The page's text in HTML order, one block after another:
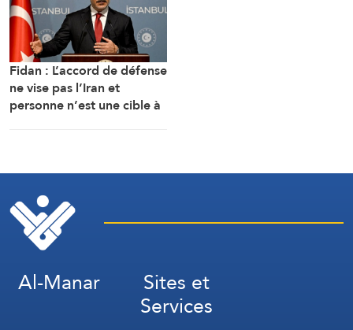
Fidan : L’accord de défense
ne vise pas l’Iran et
personne n’est une cible à
Al-Manar Sites et
Services